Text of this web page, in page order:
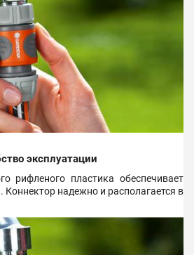
эксплуатации
рифленого пластика обеспечивает
Коннектор надежно и располагается в